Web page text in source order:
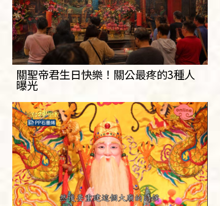
關聖帝君生日快樂！關公最疼的3種人
曝光